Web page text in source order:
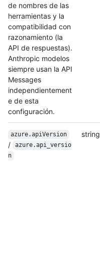
de nombres de las
herramientas y la
compatibilidad con
razonamiento (la
API de respuestas).
Anthropic modelos
siempre usan la API
Messages
independientement
e de esta
configuración.
azure.apiVersion
/
azure.api_versio
n
string